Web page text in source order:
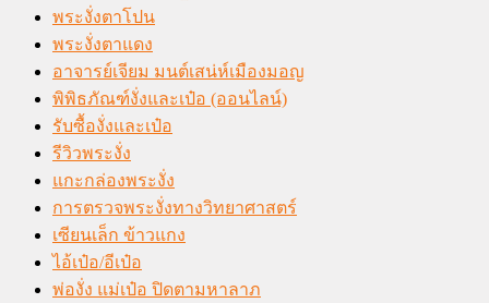
พระงั่งตาโปน
พระงั่งตาแดง
อาจารย์เจียม มนต์เสน่ห์เมืองมอญ
พิพิธภัณฑ์งั่งและเป๋อ (ออนไลน์)
รับซื้องั่งและเป๋อ
รีวิวพระงั่ง
แกะกล่องพระงั่ง
การตรวจพระงั่งทางวิทยาศาสตร์
เซียนเล็ก ข้าวแกง
ไอ้เป๋อ/อีเป๋อ
พ่องั่ง แม่เป๋อ ปิดตามหาลาภ